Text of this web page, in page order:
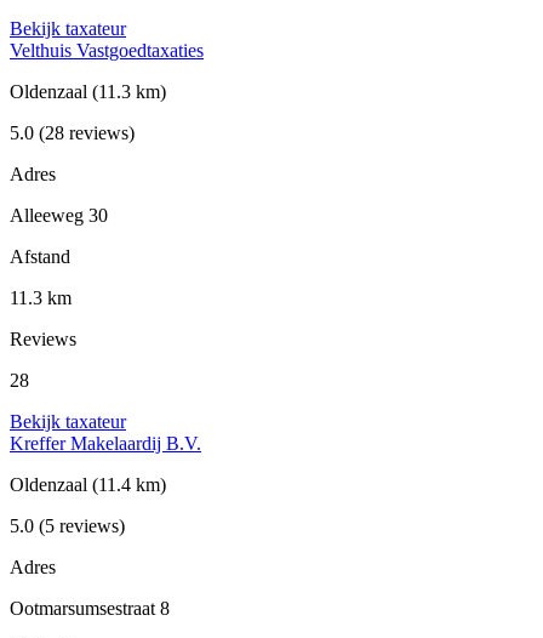
Bekijk taxateur
Velthuis Vastgoedtaxaties
Oldenzaal (11.3 km)
5.0 (28 reviews)
Adres
Alleeweg 30
Afstand
11.3 km
Reviews
28
Bekijk taxateur
Kreffer Makelaardij B.V.
Oldenzaal (11.4 km)
5.0 (5 reviews)
Adres
Ootmarsumsestraat 8